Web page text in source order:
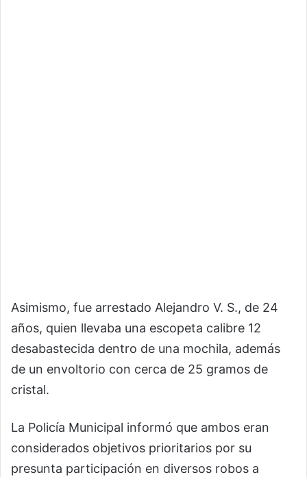
Asimismo, fue arrestado Alejandro V. S., de 24
años, quien llevaba una escopeta calibre 12
desabastecida dentro de una mochila, además
de un envoltorio con cerca de 25 gramos de
cristal.
La Policía Municipal informó que ambos eran
considerados objetivos prioritarios por su
presunta participación en diversos robos a